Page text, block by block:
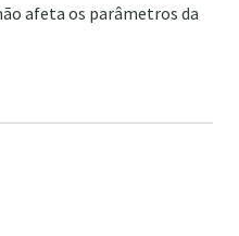
afeta os parâmetros da